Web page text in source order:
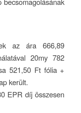
az ára 666,89
20my 782
521,50 Ft fólia +
került.
EPR díj összesen